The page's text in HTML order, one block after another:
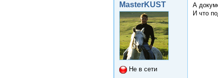
MasterKUST
Не в сети
А
И что